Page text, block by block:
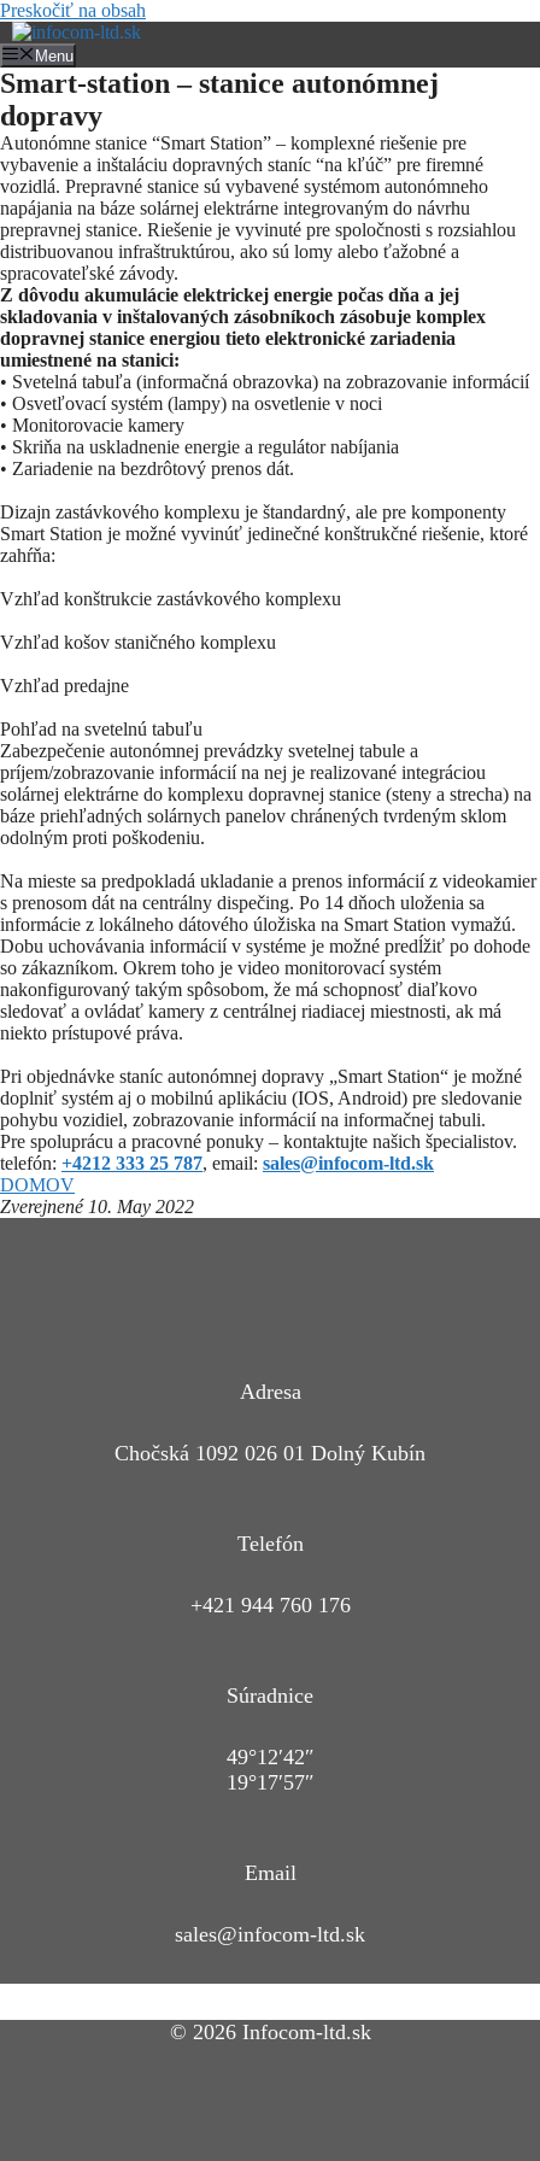
Preskočiť na obsah
Menu
Smart-station – stanice autonómnej
dopravy
Autonómne stanice “Smart Station” – komplexné riešenie pre
vybavenie a inštaláciu dopravných staníc “na kľúč” pre firemné
vozidlá. Prepravné stanice sú vybavené systémom autonómneho
napájania na báze solárnej elektrárne integrovaným do návrhu
prepravnej stanice. Riešenie je vyvinuté pre spoločnosti s rozsiahlou
distribuovanou infraštruktúrou, ako sú lomy alebo ťažobné a
spracovateľské závody.
Z dôvodu akumulácie elektrickej energie počas dňa a jej
skladovania v inštalovaných zásobníkoch zásobuje komplex
dopravnej stanice energiou tieto elektronické zariadenia
umiestnené na stanici:
• Svetelná tabuľa (informačná obrazovka) na zobrazovanie informácií
• Osvetľovací systém (lampy) na osvetlenie v noci
• Monitorovacie kamery
• Skriňa na uskladnenie energie a regulátor nabíjania
• Zariadenie na bezdrôtový prenos dát.
Dizajn zastávkového komplexu je štandardný, ale pre komponenty
Smart Station je možné vyvinúť jedinečné konštrukčné riešenie, ktoré
zahŕňa:
Vzhľad konštrukcie zastávkového komplexu
Vzhľad košov staničného komplexu
Vzhľad predajne
Pohľad na svetelnú tabuľu
Zabezpečenie autonómnej prevádzky svetelnej tabule a
príjem/zobrazovanie informácií na nej je realizované integráciou
solárnej elektrárne do komplexu dopravnej stanice (steny a strecha) na
báze priehľadných solárnych panelov chránených tvrdeným sklom
odolným proti poškodeniu.
Na mieste sa predpokladá ukladanie a prenos informácií z videokamier
s prenosom dát na centrálny dispečing. Po 14 dňoch uloženia sa
informácie z lokálneho dátového úložiska na Smart Station vymažú.
Dobu uchovávania informácií v systéme je možné predĺžiť po dohode
so zákazníkom. Okrem toho je video monitorovací systém
nakonfigurovaný takým spôsobom, že má schopnosť diaľkovo
sledovať a ovládať kamery z centrálnej riadiacej miestnosti, ak má
niekto prístupové práva.
Pri objednávke staníc autonómnej dopravy „Smart Station“ je možné
doplniť systém aj o mobilnú aplikáciu (IOS, Android) pre sledovanie
pohybu vozidiel, zobrazovanie informácií na informačnej tabuli.
Pre spoluprácu a pracovné ponuky – kontaktujte našich špecialistov.
telefón: +4212 333 25 787, email: sales@infocom-ltd.sk
DOMOV
Zverejnené 10. May 2022
Adresa
Chočská 1092 026 01 Dolný Kubín
Telefón
+421 944 760 176
Súradnice
49°12′42″
19°17′57″
Email
sales@infocom-ltd.sk
© 2026 Infocom-ltd.sk